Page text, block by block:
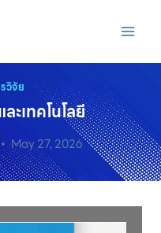
วิจัย
ะเทคโนโลยี
May 27, 2026